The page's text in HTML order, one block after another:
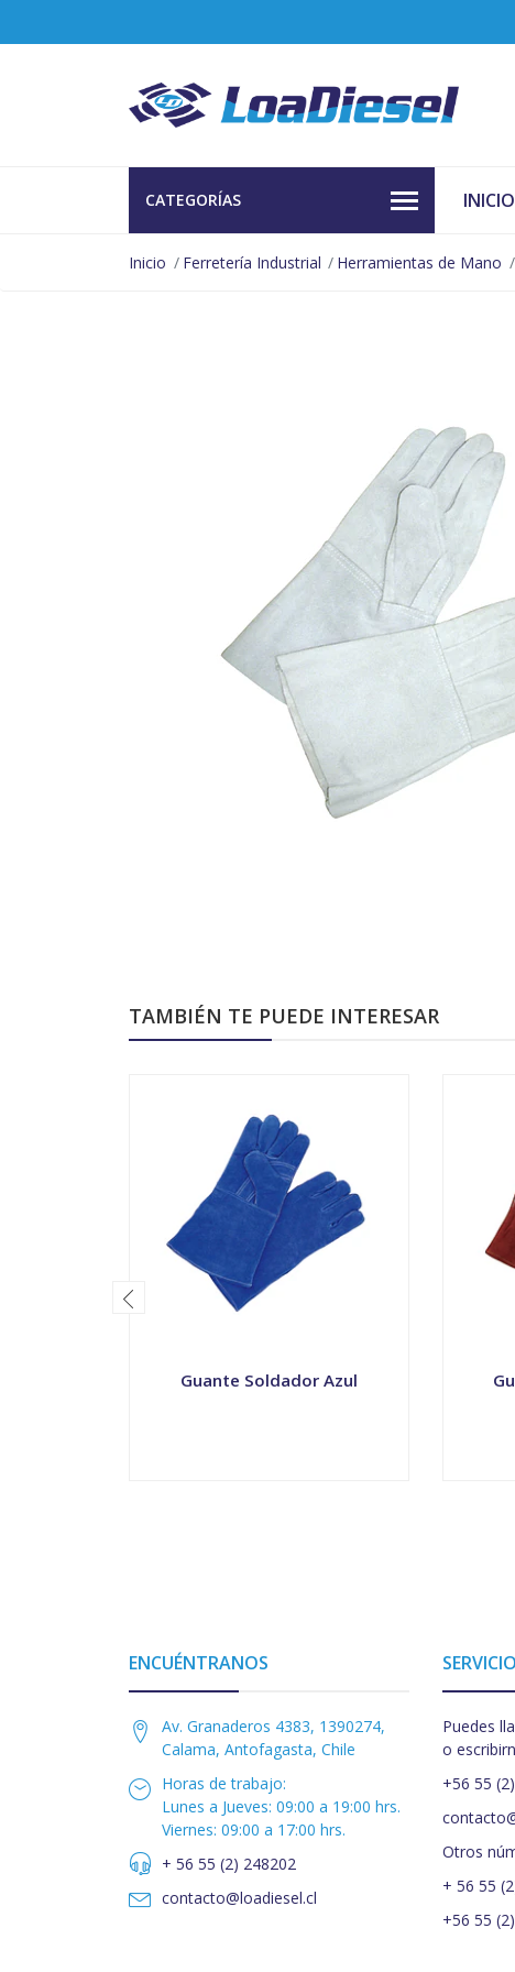
CATEGORÍAS INICIO
Inicio Ferretería Industrial Herramientas de Mano
TAMBIÉN TE PUEDE INTERESAR
Guante Soldador Azul
ENCUÉNTRANOS
Av. Granaderos 4383, 1390274,
Calama, Antofagasta, Chile
Horas de trabajo:
Lunes a Jueves: 09:00 a 19:00 hrs.
Viernes: 09:00 a 17:00 hrs.
+ 56 55 (2) 248202
contacto@loadiesel.cl
Puedes
o
+56 55
Otros
+ 56 55
+56 55